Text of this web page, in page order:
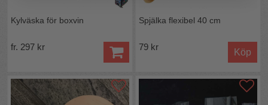
Kylväska för boxvin
fr. 297 kr
Spjälka flexibel 40 cm
79 kr
Köp